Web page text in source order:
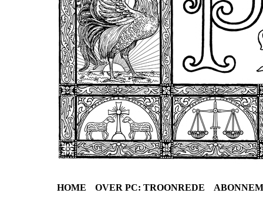
HOME OVER PC: TROONREDE